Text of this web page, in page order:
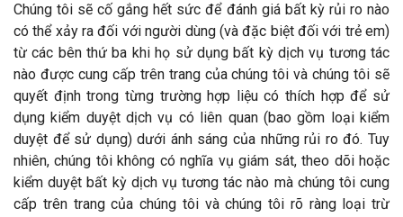
Chúng tôi sẽ cố gắng hết sức để đánh giá bất kỳ rủi ro nào
có thể xảy ra đối với người dùng (và đặc biệt đối với trẻ em)
từ các bên thứ ba khi họ sử dụng bất kỳ dịch vụ tương tác
nào được cung cấp trên trang của chúng tôi và chúng tôi sẽ
quyết định trong từng trường hợp liệu có thích hợp để sử
dụng kiểm duyệt dịch vụ có liên quan (bao gồm loại kiểm
duyệt để sử dụng) dưới ánh sáng của những rủi ro đó. Tuy
nhiên, chúng tôi không có nghĩa vụ giám sát, theo dõi hoặc
kiểm duyệt bất kỳ dịch vụ tương tác nào mà chúng tôi cung
cấp trên trang của chúng tôi và chúng tôi rõ ràng loại trừ